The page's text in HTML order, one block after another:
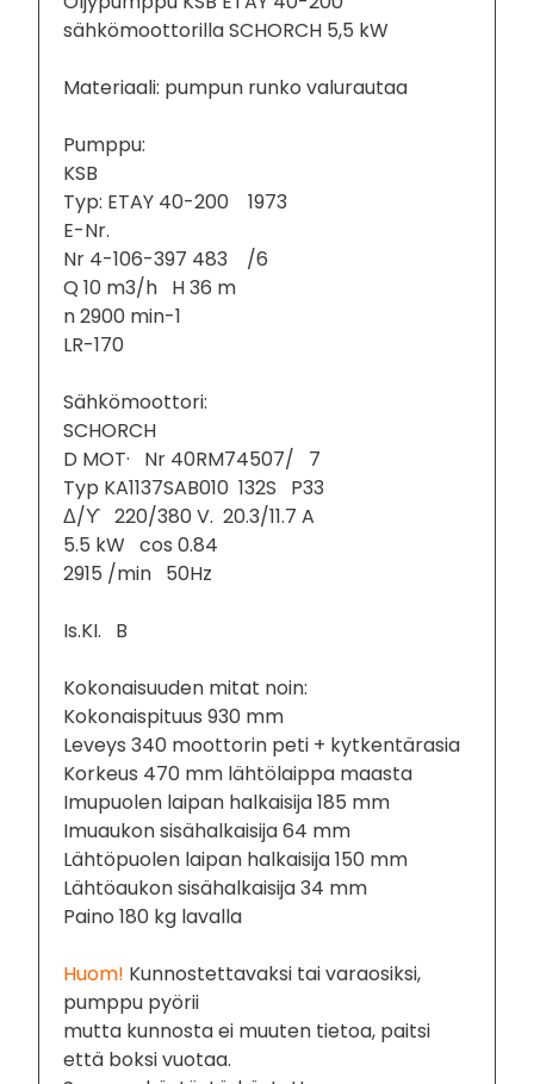
sähkömoottorilla SCHORCH 5,5 kW
Materiaali: pumpun runko valurautaa
Pumppu:
KSB
Typ: ETAY 40-200 1973
E-Nr.
Nr 4-106-397 483 /6
Q 10 m3/h H 36 m
n 2900 min-1
LR-170
Sähkömoottori:
SCHORCH
D MOT· Nr 40RM74507/ 7
Typ KA1137SAB010 132S P33
Δ/ϒ 220/380 V. 20.3/11.7 A
5.5 kW cos 0.84
2915 /min 50Hz
Is.KI. B
Kokonaisuuden mitat noin:
Kokonaispituus 930 mm
Leveys 340 moottorin peti + kytkentärasia
Korkeus 470 mm lähtölaippa maasta
Imupuolen laipan halkaisija 185 mm
Imuaukon sisähalkaisija 64 mm
Lähtöpuolen laipan halkaisija 150 mm
Lähtöaukon sisähalkaisija 34 mm
Paino 180 kg lavalla
Huom! Kunnostettavaksi tai varaosiksi,
pumppu pyörii
mutta kunnosta ei muuten tietoa, paitsi
että boksi vuotaa.